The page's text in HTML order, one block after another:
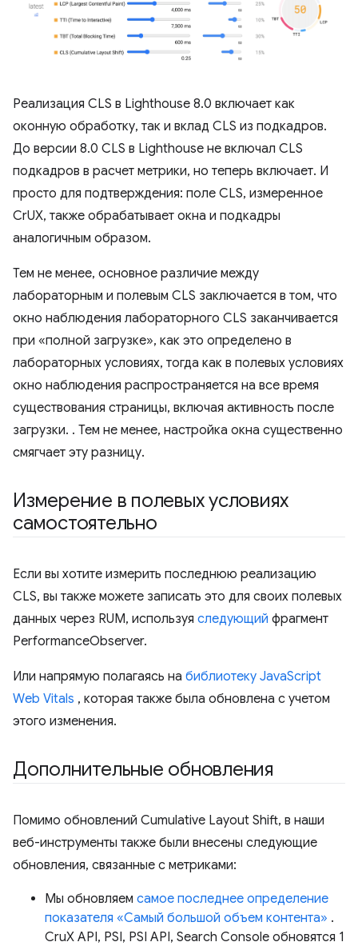
Реализация CLS в Lighthouse 8.0 включает как
оконную обработку, так и вклад CLS из подкадров.
До версии 8.0 CLS в Lighthouse не включал CLS
подкадров в расчет метрики, но теперь включает. И
просто для подтверждения: поле CLS, измеренное
CrUX, также обрабатывает окна и подкадры
аналогичным образом.
Тем не менее, основное различие между
лабораторным и полевым CLS заключается в том, что
окно наблюдения лабораторного CLS заканчивается
при «полной загрузке», как это определено в
лабораторных условиях, тогда как в полевых условиях
окно наблюдения распространяется на все время
существования страницы, включая активность после
загрузки. . Тем не менее, настройка окна существенно
смягчает эту разницу.
Измерение в полевых условиях
самостоятельно
Если вы хотите измерить последнюю реализацию
CLS, вы также можете записать это для своих полевых
данных через RUM, используя следующий фрагмент
PerformanceObserver.
Или напрямую полагаясь на библиотеку JavaScript
Web Vitals , которая также была обновлена ​​с учетом
этого изменения.
Дополнительные обновления
Помимо обновлений Cumulative Layout Shift, в наши
веб-инструменты также были внесены следующие
обновления, связанные с метриками:
Мы обновляем самое последнее определение
показателя «Самый большой объем контента» .
CruX API, PSI, PSI API, Search Console обновятся 1